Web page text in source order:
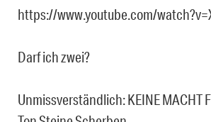
https://www.youtube.com/
Darf ich zwei?
Unmissverständlich: KEINE MACHT